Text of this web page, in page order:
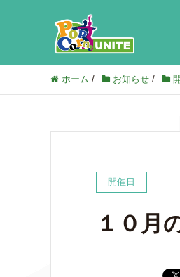
ホーム / お知らせ /
開催日
１０月